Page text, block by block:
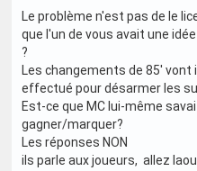
Le problème n'est pas de le
que l'un de vous avait une
?
Les changements de 85'
effectué pour désarmer les
Est-ce que MC lui-même
gagner/marquer?
Les réponses NON
ils parle aux joueurs, allez